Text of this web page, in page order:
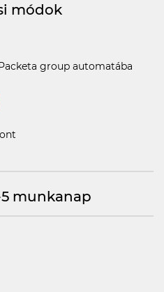
módok
group automatába
5 munkanap